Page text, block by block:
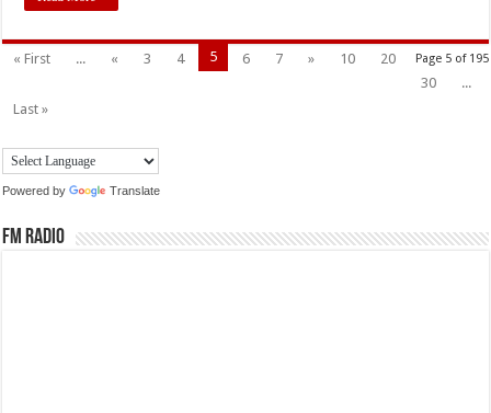
Page 5 of 195
« First ... « 3 4 5 6 7 » 10
20
30
...
Last »
Powered by Translate
FM Radio